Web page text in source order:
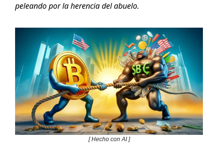
peleando por la herencia del abuelo.
[ Hecho con AI ]